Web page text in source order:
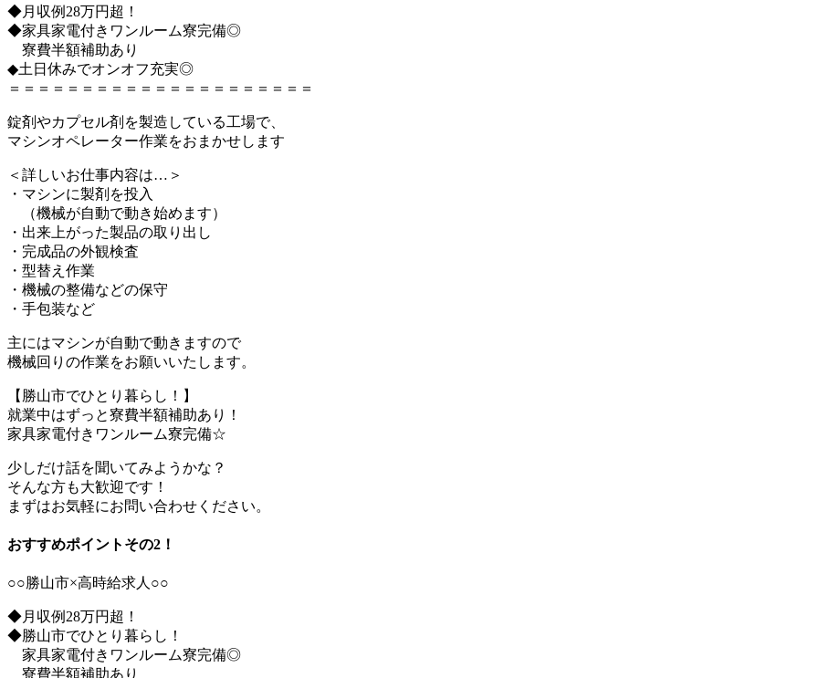
◆月収例28万円超！
◆家具家電付きワンルーム寮完備◎
寮費半額補助あり
◆土日休みでオンオフ充実◎
＝＝＝＝＝＝＝＝＝＝＝＝＝＝＝＝＝＝＝＝＝
錠剤やカプセル剤を製造している工場で、
マシンオペレーター作業をおまかせします
＜詳しいお仕事内容は…＞
・マシンに製剤を投入
（機械が自動で動き始めます）
・出来上がった製品の取り出し
・完成品の外観検査
・型替え作業
・機械の整備などの保守
・手包装など
主にはマシンが自動で動きますので
機械回りの作業をお願いいたします。
【勝山市でひとり暮らし！】
就業中はずっと寮費半額補助あり！
家具家電付きワンルーム寮完備☆
少しだけ話を聞いてみようかな？
そんな方も大歓迎です！
まずはお気軽にお問い合わせください。
おすすめポイントその2！
○○勝山市×高時給求人○○
◆月収例28万円超！
◆勝山市でひとり暮らし！
家具家電付きワンルーム寮完備◎
寮費半額補助あり